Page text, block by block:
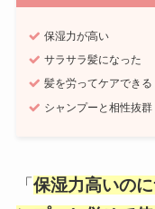
保湿力が高い
サラサラ髪になった
髪を労ってケアできる
シャンプーと相性抜群
「 保湿力高いの